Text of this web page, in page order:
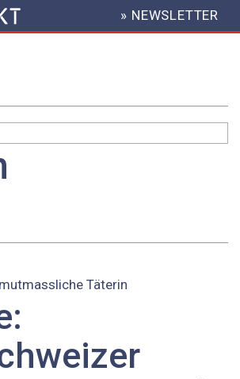
HEADER
MENU
» NEWSLETTER
Täterin